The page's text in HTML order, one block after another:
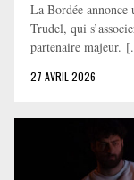
La Bordée annonce
Trudel, qui
partenaire majeur.
27 AVRIL 2026